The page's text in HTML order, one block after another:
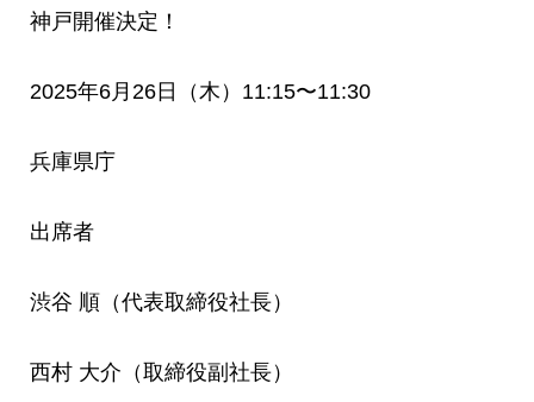
神戸開催決定！
2025年6月26日（木）11:15〜11:30
兵庫県庁
出席者
渋谷 順（代表取締役社長）
西村 大介（取締役副社長）